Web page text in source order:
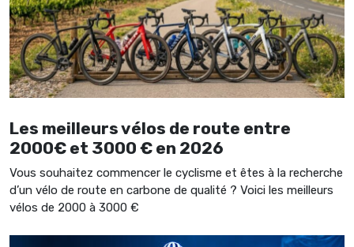
Les meilleurs vélos de route entre
2000€ et 3000 € en 2026
Vous souhaitez commencer le cyclisme et êtes à la recherche
d’un vélo de route en carbone de qualité ? Voici les meilleurs
vélos de 2000 à 3000 €